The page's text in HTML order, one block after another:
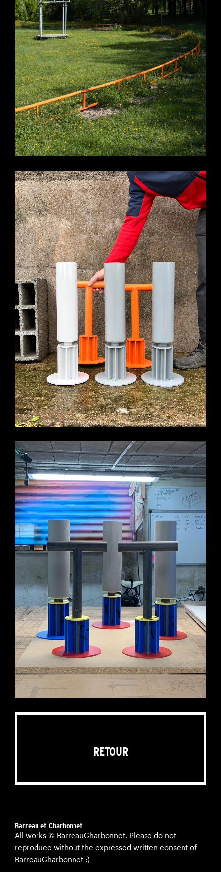
RETOUR
Barreau et Charbonnet
All works © BarreauCharbonnet. Please do not
reproduce without the expressed written consent of
BarreauCharbonnet :)